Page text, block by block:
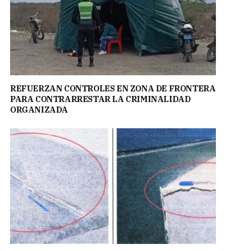
REFUERZAN CONTROLES EN ZONA DE FRONTERA
PARA CONTRARRESTAR LA CRIMINALIDAD
ORGANIZADA